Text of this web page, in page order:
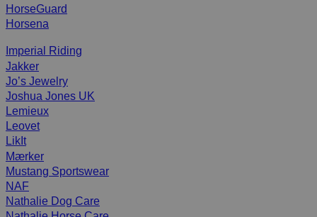
HorseGuard
Horsena
Imperial Riding
Jakker
Jo’s Jewelry
Joshua Jones UK
Lemieux
Leovet
LikIt
Mærker
Mustang Sportswear
NAF
Nathalie Dog Care